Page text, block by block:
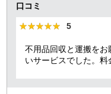
口コミ
★★★★★
★★★★★ 5
不用品回収と運搬を
いサービスでした。料
ら作業当日まで終始